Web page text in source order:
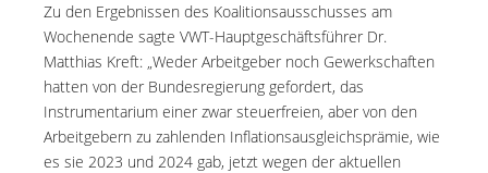
Zu den Ergebnissen des Koalitionsausschusses am
Wochenende sagte VWT-Hauptgeschäftsführer Dr.
Matthias Kreft: „Weder Arbeitgeber noch Gewerkschaften
hatten von der Bundesregierung gefordert, das
Instrumentarium einer zwar steuerfreien, aber von den
Arbeitgebern zu zahlenden Inflationsausgleichsprämie, wie
es sie 2023 und 2024 gab, jetzt wegen der aktuellen